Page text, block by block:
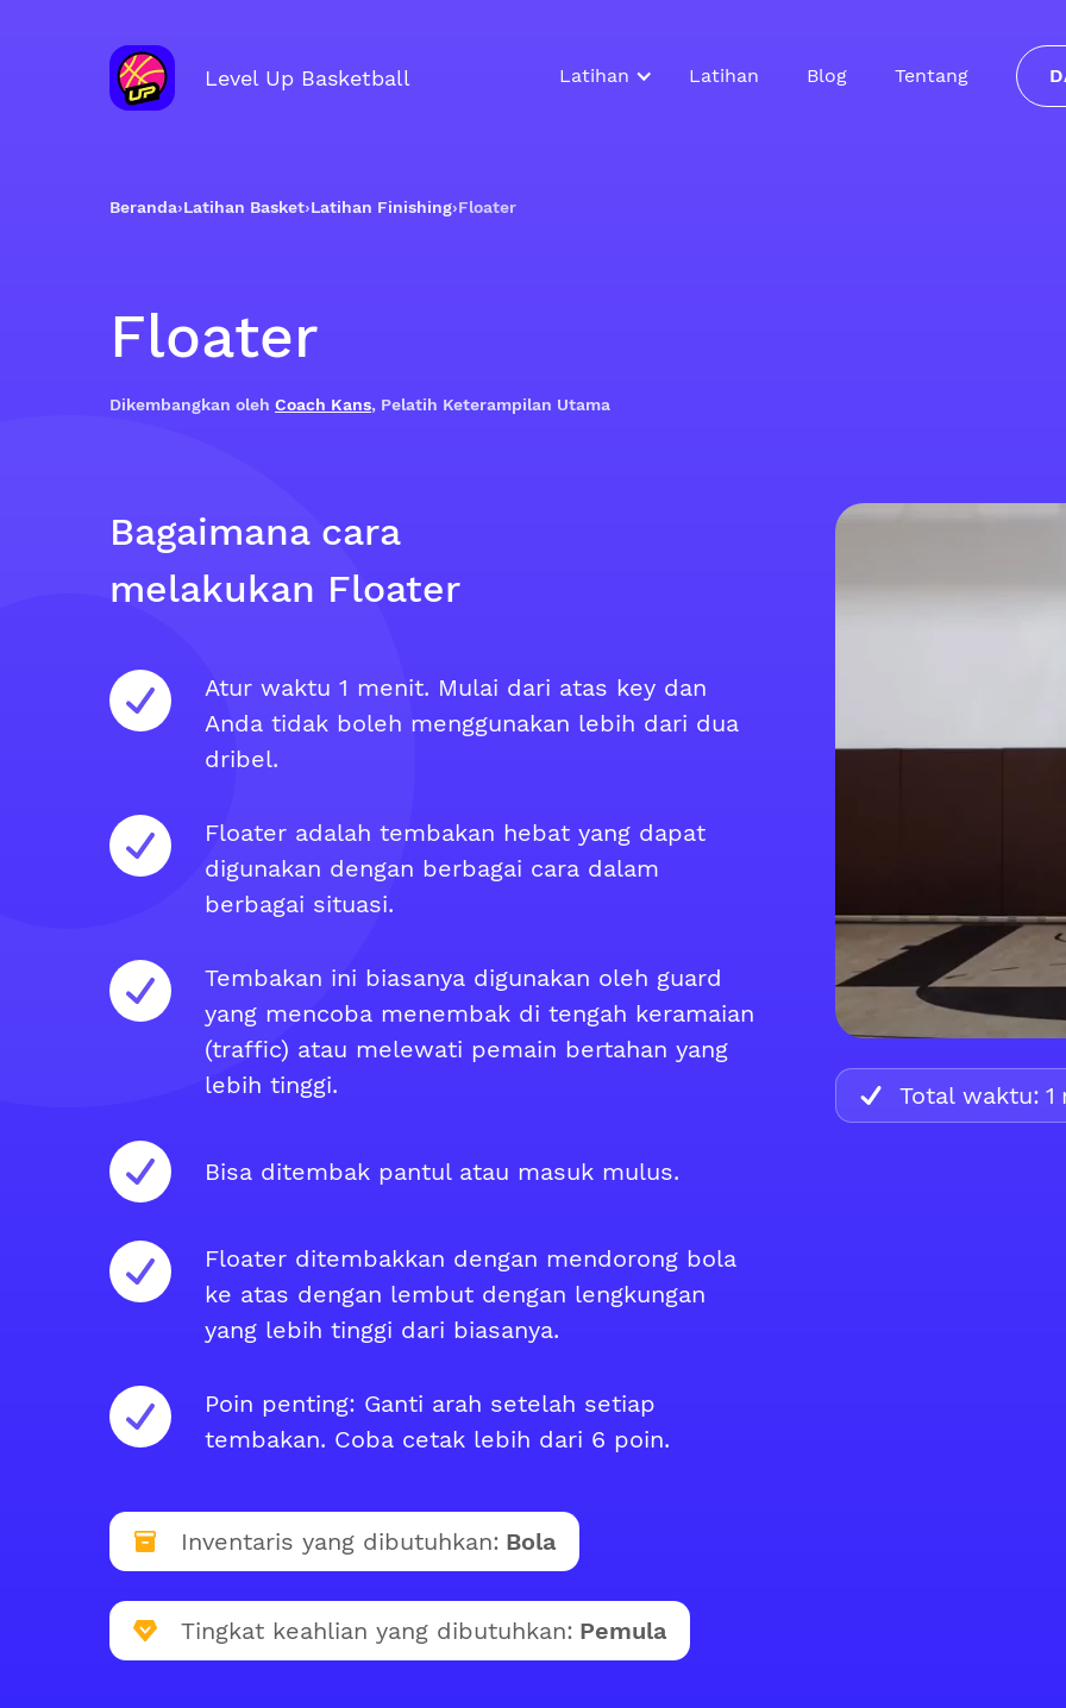
Level Up Basketball Latihan Latihan Blog Tentang
Beranda›Latihan Basket›Latihan Finishing›Floater
Floater
Dikembangkan oleh Coach Kans, Pelatih Keterampilan Utama
Bagaimana cara
melakukan Floater
Atur waktu 1 menit. Mulai dari atas key dan
Anda tidak boleh menggunakan lebih dari dua
dribel.
Floater adalah tembakan hebat yang dapat
digunakan dengan berbagai cara dalam
berbagai situasi.
Tembakan ini biasanya digunakan oleh guard
yang mencoba menembak di tengah keramaian
(traffic) atau melewati pemain bertahan yang
lebih tinggi.
Bisa ditembak pantul atau masuk mulus.
Floater ditembakkan dengan mendorong bola
ke atas dengan lembut dengan lengkungan
yang lebih tinggi dari biasanya.
Poin penting: Ganti arah setelah setiap
tembakan. Coba cetak lebih dari 6 poin.
Inventaris yang dibutuhkan: Bola
Tingkat keahlian yang dibutuhkan: Pemula
Total waktu: 1